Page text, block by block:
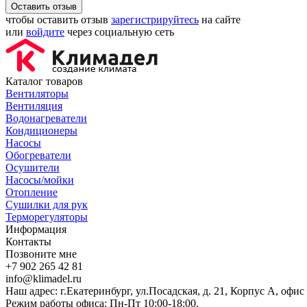
Оставить отзыв
чтобы оставить отзыв зарегистрируйтесь на сайте
или войдите через социальную сеть
Каталог товаров
Вентиляторы
Вентиляция
Водонагреватели
Кондиционеры
Насосы
Обогреватели
Осушители
Насосы/мойки
Отопление
Сушилки для рук
Терморегуляторы
Информация
Контакты
Позвоните мне
+7 902 265 42 81
info@klimadel.ru
Наш адрес: г.Екатеринбург, ул.Посадская, д. 21, Корпус А, офис
Режим работы офиса: Пн-Пт 10:00-18:00.